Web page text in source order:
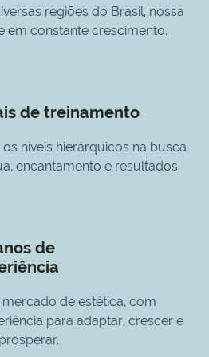
regiões do Brasil, nossa
em constante crescimento.
de treinamento
níveis hierárquicos na busca
encantamento e resultados
de
de estética, com
para adaptar, crescer e
prosperar.